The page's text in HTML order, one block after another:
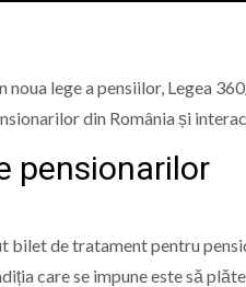
lege a pensiilor, Legea
din România și
pensionarilor
bilet de tratament pentru
care se impune este să